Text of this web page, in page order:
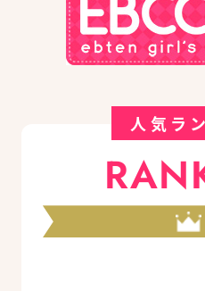
人気ラ